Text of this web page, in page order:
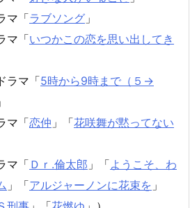
マ「ラブソング 」
マ「いつかこの恋を思い出してき
ラマ「5時から9時まで（５→
」
マ「恋仲 」「花咲舞が黙ってない
マ「 Ｄｒ.倫太郎 」「ようこそ、わ
」「アルジャーノンに花束を 」